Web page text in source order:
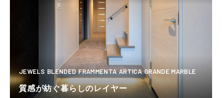
JEWELS BLENDED FRAMMENTA ARTICA GRANDE MARBLE
質感が紡ぐ暮らしのレイヤー